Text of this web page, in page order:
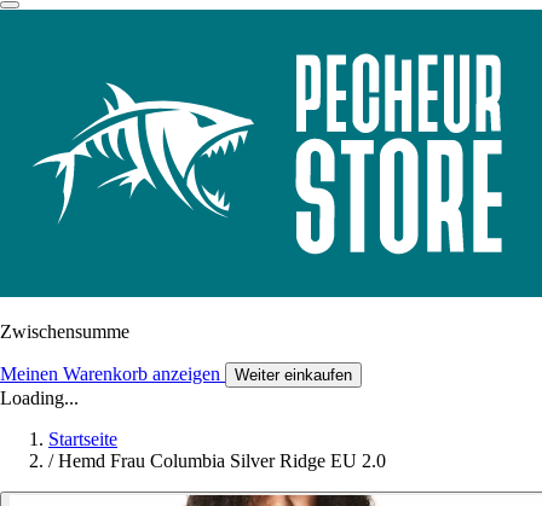
Zwischensumme
Meinen Warenkorb anzeigen Weiter einkaufen
Loading...
Startseite
/ Hemd Frau Columbia Silver Ridge EU 2.0